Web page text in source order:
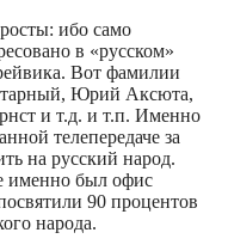
ибо само
в «русском»
Вот фамилии
Юрий Аксюта,
и т.д. и т.п. Именно
телепередаче за
на русский народ.
именно был офис
90 процентов
народа.